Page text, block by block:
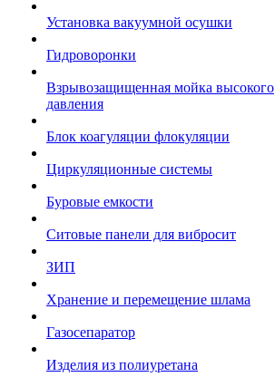
Установка вакуумной осушки
Гидроворонки
Взрывозащищенная мойка высокого
давления
Блок коагуляции флокуляции
Циркуляционные системы
Буровые емкости
Ситовые панели для вибросит
ЗИП
Хранение и перемещение шлама
Газосепаратор
Изделия из полиуретана